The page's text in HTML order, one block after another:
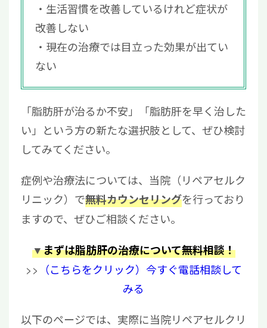
生活習慣を改善しているけれど症状が
改善しない
現在の治療では目立った効果が出てい
ない
「脂肪肝が治るか不安」「脂肪肝を早く治した
い」という方の新たな選択肢として、ぜひ検討
してみてください。
症例や治療法については、当院（リペアセルク
リニック）で無料カウンセリングを行っており
ますので、ぜひご相談ください。
▼まずは脂肪肝の治療について無料相談！
>> （こちらをクリック）今すぐ電話相談して
みる
以下のページでは、実際に当院リペアセルクリ